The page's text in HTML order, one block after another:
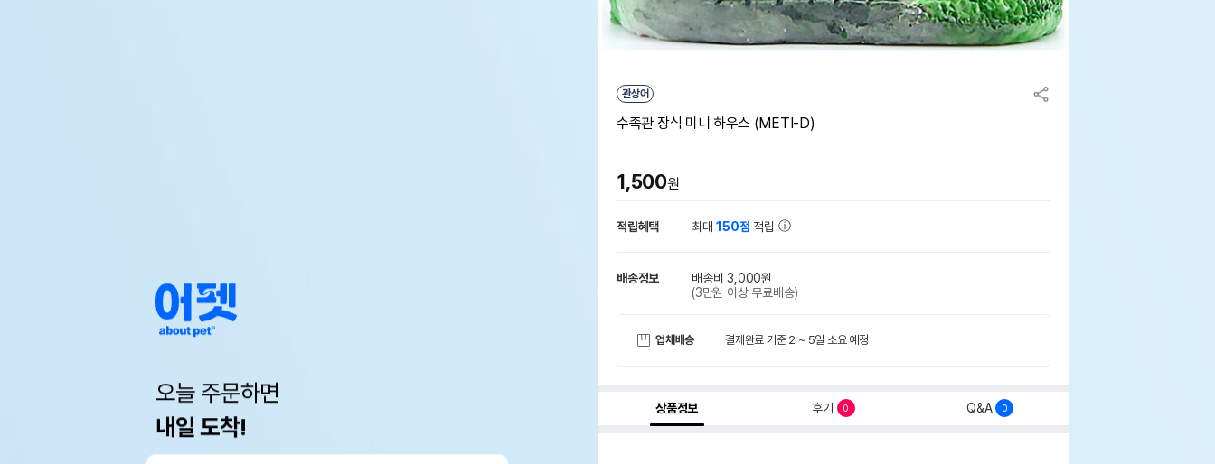
오늘 주문하면
내일 도착!
관상어
수족관 장식 미니 하우스 (METI-D)
1,500원
적립혜택 최대150점 적립
배송정보
배송비 3,000원
(3만원 이상 무료배송)
업체배송 결제완료 기준 2 ~ 5일 소요 예정
상품정보 후기 0 Q&A 0